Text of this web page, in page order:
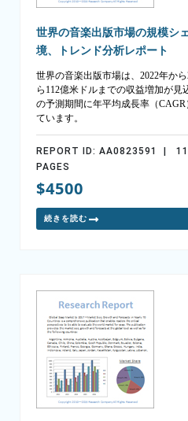
世界の音楽出版市場の規模シ
境、トレンド分析レポート
世界の音楽出版市場は、2022年か
ら112億米ドルまでの収益増加が見
の予測期間に年平均成長率（
ています。
REPORT ID: AA0823591 |
PAGES
$4500
続きを読む